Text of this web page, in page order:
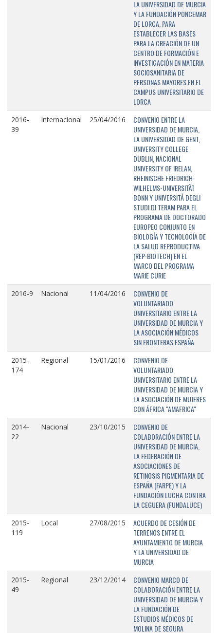
LA UNIVERSIDAD DE MURCIA
Y LA FUNDACIÓN PONCEMAR
DE LORCA, PARA
ESTABLECER LAS BASES
PARA LA CREACIÓN DE UN
CENTRO DE FORMACIÓN E
INVESTIGACIÓN EN MATERIA
SOCIOSANITARIA DE
PERSONAS MAYORES EN EL
CAMPUS UNIVERSITARIO DE
LORCA
2016-
39
Internacional 25/04/2016
CONVENIO ENTRE LA
UNIVERSIDAD DE MURCIA,
LA UNIVERSIDAD DE GENT,
UNIVERSITY COLLEGE
DUBLIN, NACIONAL
UNIVERSITY OF IRELAN,
RHEINISCHE FRIEDRICH-
WILHELMS-UNIVERSITÄT
BONN Y UNIVERSITÁ DEGLI
STUDI DI TERAM PARA EL
PROGRAMA DE DOCTORADO
EUROPEO CONJUNTO EN
BIOLOGÍA Y TECNOLOGÍA DE
LA SALUD REPRODUCTIVA
(REP-BIOTECH) EN EL
MARCO DEL PROGRAMA
MARIE CURIE
2016-9 Nacional 11/04/2016
CONVENIO DE
VOLUNTARIADO
UNIVERSITARIO ENTRE LA
UNIVERSIDAD DE MURCIA Y
LA ASOCIACIÓN MÉDICOS
SIN FRONTERAS ESPAÑA
2015-
174
Regional 15/01/2016
CONVENIO DE
VOLUNTARIADO
UNIVERSITARIO ENTRE LA
UNIVERSIDAD DE MURCIA Y
LA ASOCIACIÓN DE MUJERES
CON ÁFRICA "AMAFRICA"
2014-
22
Nacional 23/10/2015
CONVENIO DE
COLABORACIÓN ENTRE LA
UNIVERSIDAD DE MURCIA,
LA FEDERACIÓN DE
ASOCIACIONES DE
RETINOSIS PIGMENTARIA DE
ESPAÑA (FARPE) Y LA
FUNDACIÓN LUCHA CONTRA
LA CEGUERA (FUNDALUCE)
2015-
119
Local 27/08/2015
ACUERDO DE CESIÓN DE
TERRENOS ENTRE EL
AYUNTAMIENTO DE MURCIA
Y LA UNIVERSIDAD DE
MURCIA
2015-
49
Regional 23/12/2014
CONVENIO MARCO DE
COLABORACIÓN ENTRE LA
UNIVERSIDAD DE MURCIA Y
LA FUNDACIÓN DE
ESTUDIOS MÉDICOS DE
MOLINA DE SEGURA